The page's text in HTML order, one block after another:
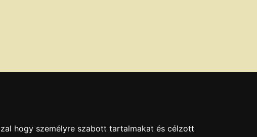
hogy személyre szabott tartalmakat és célzott